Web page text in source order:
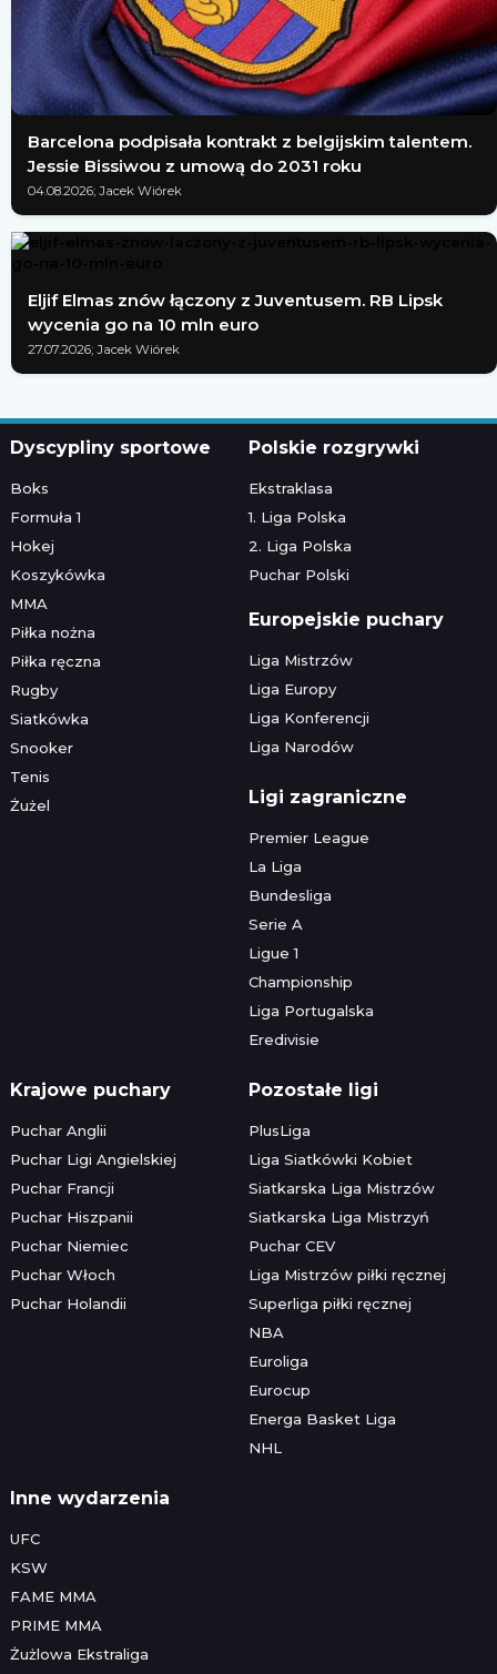
Barcelona podpisała kontrakt z belgijskim talentem.
Jessie Bissiwou z umową do 2031 roku
04.08.2026; Jacek Wiórek
Eljif Elmas znów łączony z Juventusem. RB Lipsk
wycenia go na 10 mln euro
27.07.2026; Jacek Wiórek
Dyscypliny sportowe
Boks
Formuła 1
Hokej
Koszykówka
MMA
Piłka nożna
Piłka ręczna
Rugby
Siatkówka
Snooker
Tenis
Żużel
Polskie rozgrywki
Ekstraklasa
1. Liga Polska
2. Liga Polska
Puchar Polski
Europejskie puchary
Liga Mistrzów
Liga Europy
Liga Konferencji
Liga Narodów
Ligi zagraniczne
Premier League
La Liga
Bundesliga
Serie A
Ligue 1
Championship
Liga Portugalska
Eredivisie
Krajowe puchary
Puchar Anglii
Puchar Ligi Angielskiej
Puchar Francji
Puchar Hiszpanii
Puchar Niemiec
Puchar Włoch
Puchar Holandii
Pozostałe ligi
PlusLiga
Liga Siatkówki Kobiet
Siatkarska Liga Mistrzów
Siatkarska Liga Mistrzyń
Puchar CEV
Liga Mistrzów piłki ręcznej
Superliga piłki ręcznej
NBA
Euroliga
Eurocup
Energa Basket Liga
NHL
Inne wydarzenia
UFC
KSW
FAME MMA
PRIME MMA
Żużlowa Ekstraliga